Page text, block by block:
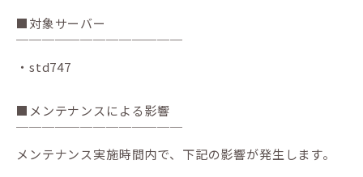
■対象サーバー
￣￣￣￣￣￣￣￣￣￣￣￣￣
・std747
■メンテナンスによる影響
￣￣￣￣￣￣￣￣￣￣￣￣￣
メンテナンス実施時間内で、下記の影響が発生します。